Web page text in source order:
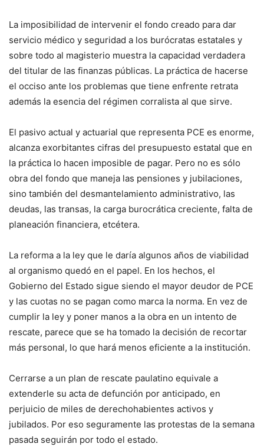
La imposibilidad de intervenir el fondo creado para dar
servicio médico y seguridad a los burócratas estatales y
sobre todo al magisterio muestra la capacidad verdadera
del titular de las finanzas públicas. La práctica de hacerse
el occiso ante los problemas que tiene enfrente retrata
además la esencia del régimen corralista al que sirve.
El pasivo actual y actuarial que representa PCE es enorme,
alcanza exorbitantes cifras del presupuesto estatal que en
la práctica lo hacen imposible de pagar. Pero no es sólo
obra del fondo que maneja las pensiones y jubilaciones,
sino también del desmantelamiento administrativo, las
deudas, las transas, la carga burocrática creciente, falta de
planeación financiera, etcétera.
La reforma a la ley que le daría algunos años de viabilidad
al organismo quedó en el papel. En los hechos, el
Gobierno del Estado sigue siendo el mayor deudor de PCE
y las cuotas no se pagan como marca la norma. En vez de
cumplir la ley y poner manos a la obra en un intento de
rescate, parece que se ha tomado la decisión de recortar
más personal, lo que hará menos eficiente a la institución.
Cerrarse a un plan de rescate paulatino equivale a
extenderle su acta de defunción por anticipado, en
perjuicio de miles de derechohabientes activos y
jubilados. Por eso seguramente las protestas de la semana
pasada seguirán por todo el estado.